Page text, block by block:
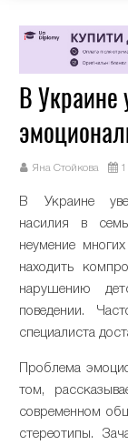
В Украине
Яна Стойкова
В Украине
насилия в
неумение
находить
нарушению
поведении.
специалиста
Проблема
том,
современном
стереотипы.